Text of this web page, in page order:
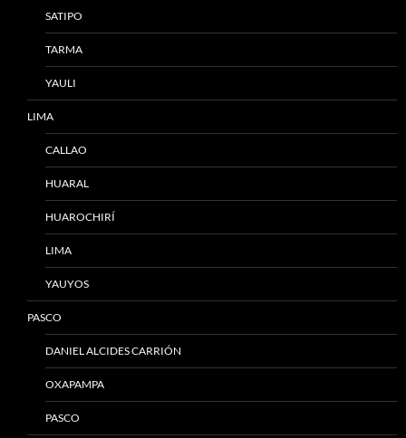
SATIPO
TARMA
YAULI
LIMA
CALLAO
HUARAL
HUAROCHIRÍ
LIMA
YAUYOS
PASCO
DANIEL ALCIDES CARRIÓN
OXAPAMPA
PASCO